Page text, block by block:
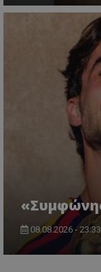
08.08.2026 - 23:33